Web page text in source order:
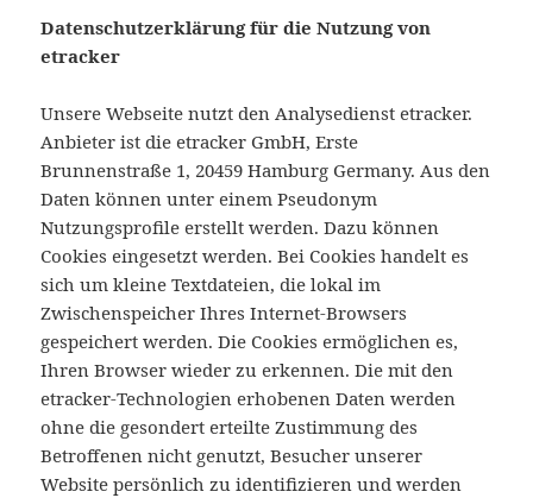
Datenschutzerklärung für die Nutzung von
etracker
Unsere Webseite nutzt den Analysedienst etracker.
Anbieter ist die etracker GmbH, Erste
Brunnenstraße 1, 20459 Hamburg Germany. Aus den
Daten können unter einem Pseudonym
Nutzungsprofile erstellt werden. Dazu können
Cookies eingesetzt werden. Bei Cookies handelt es
sich um kleine Textdateien, die lokal im
Zwischenspeicher Ihres Internet-Browsers
gespeichert werden. Die Cookies ermöglichen es,
Ihren Browser wieder zu erkennen. Die mit den
etracker-Technologien erhobenen Daten werden
ohne die gesondert erteilte Zustimmung des
Betroffenen nicht genutzt, Besucher unserer
Website persönlich zu identifizieren und werden